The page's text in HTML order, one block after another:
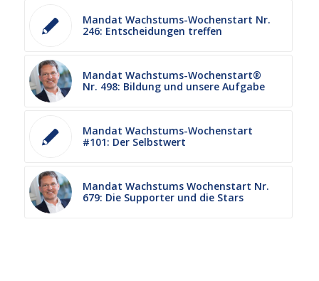
Mandat Wachstums-Wochenstart Nr.
246: Entscheidungen treffen
Mandat Wachstums-Wochenstart®
Nr. 498: Bildung und unsere Aufgabe
Mandat Wachstums-Wochenstart
#101: Der Selbstwert
Mandat Wachstums Wochenstart Nr.
679: Die Supporter und die Stars